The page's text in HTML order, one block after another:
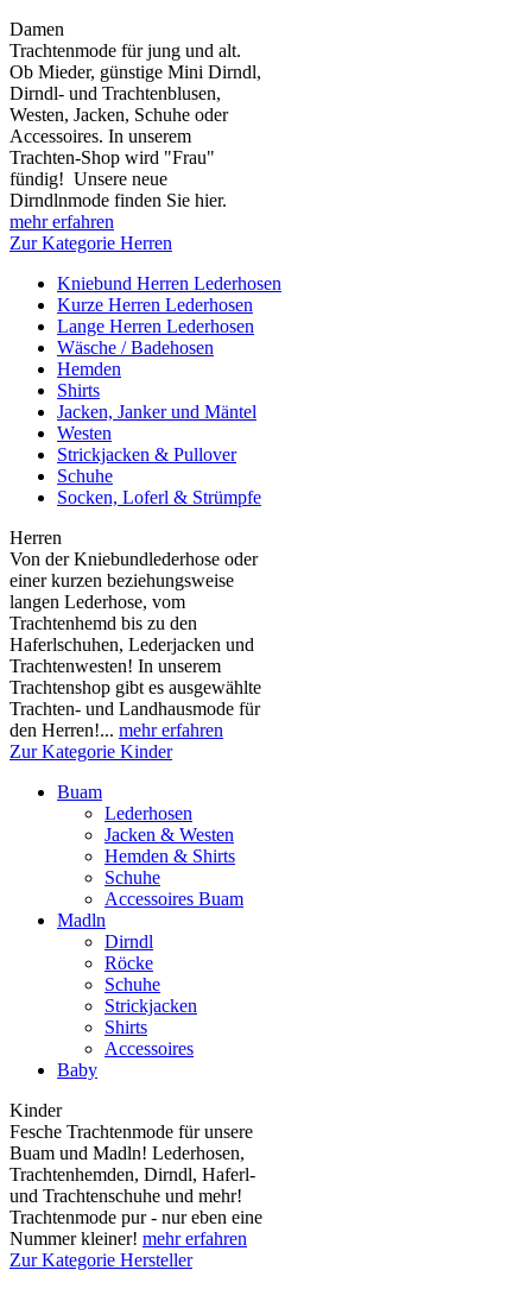
Damen
Trachtenmode für jung und alt.
Ob Mieder, günstige Mini Dirndl,
Dirndl- und Trachtenblusen,
Westen, Jacken, Schuhe oder
Accessoires. In unserem
Trachten-Shop wird "Frau"
fündig! Unsere neue
Dirndlnmode finden Sie hier.
mehr erfahren
Zur Kategorie Herren
Kniebund Herren Lederhosen
Kurze Herren Lederhosen
Lange Herren Lederhosen
Wäsche / Badehosen
Hemden
Shirts
Jacken, Janker und Mäntel
Westen
Strickjacken & Pullover
Schuhe
Socken, Loferl & Strümpfe
Herren
Von der Kniebundlederhose oder
einer kurzen beziehungsweise
langen Lederhose, vom
Trachtenhemd bis zu den
Haferlschuhen, Lederjacken und
Trachtenwesten! In unserem
Trachtenshop gibt es ausgewählte
Trachten- und Landhausmode für
den Herren!... mehr erfahren
Zur Kategorie Kinder
Buam
Lederhosen
Jacken & Westen
Hemden & Shirts
Schuhe
Accessoires Buam
Madln
Dirndl
Röcke
Schuhe
Strickjacken
Shirts
Accessoires
Baby
Kinder
Fesche Trachtenmode für unsere
Buam und Madln! Lederhosen,
Trachtenhemden, Dirndl, Haferl-
und Trachtenschuhe und mehr!
Trachtenmode pur - nur eben eine
Nummer kleiner! mehr erfahren
Zur Kategorie Hersteller